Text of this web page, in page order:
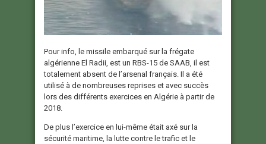
Pour info, le missile embarqué sur la frégate
algérienne El Radii, est un RBS-15 de SAAB, il est
totalement absent de l’arsenal français. Il a été
utilisé à de nombreuses reprises et avec succès
lors des différents exercices en Algérie à partir de
2018.
De plus l’exercice en lui-même était axé sur la
sécurité maritime, la lutte contre le trafic et le